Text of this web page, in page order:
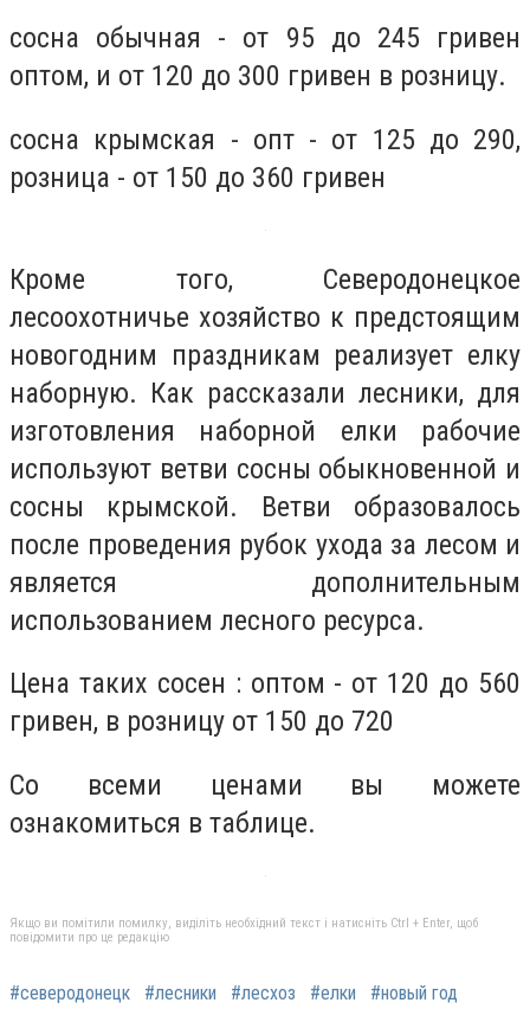
сосна обычная - от 95 до 245 гривен
оптом, и от 120 до 300 гривен в розницу.
сосна крымская - опт - от 125 до 290,
розница - от 150 до 360 гривен
Кроме того, Северодонецкое
лесоохотничье хозяйство к предстоящим
новогодним праздникам реализует елку
наборную. Как рассказали лесники, для
изготовления наборной елки рабочие
используют ветви сосны обыкновенной и
сосны крымской. Ветви образовалось
после проведения рубок ухода за лесом и
является дополнительным
использованием лесного ресурса.
Цена таких сосен : оптом - от 120 до 560
гривен, в розницу от 150 до 720
Со всеми ценами вы можете
ознакомиться в таблице.
Якщо ви помітили помилку, виділіть необхідний текст і натисніть Ctrl + Enter, щоб
повідомити про це редакцію
#северодонецк #лесники #лесхоз #елки #новый год